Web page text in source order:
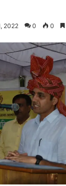
2022 0 0